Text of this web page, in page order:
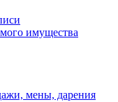
имущества
мены, дарения